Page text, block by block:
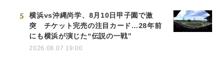
5
横浜vs沖縄尚学、8月10日甲子園で激
突 チケット完売の注目カード…28年前
にも横浜が演じた“伝説の一戦”
2026.08.07 19:00